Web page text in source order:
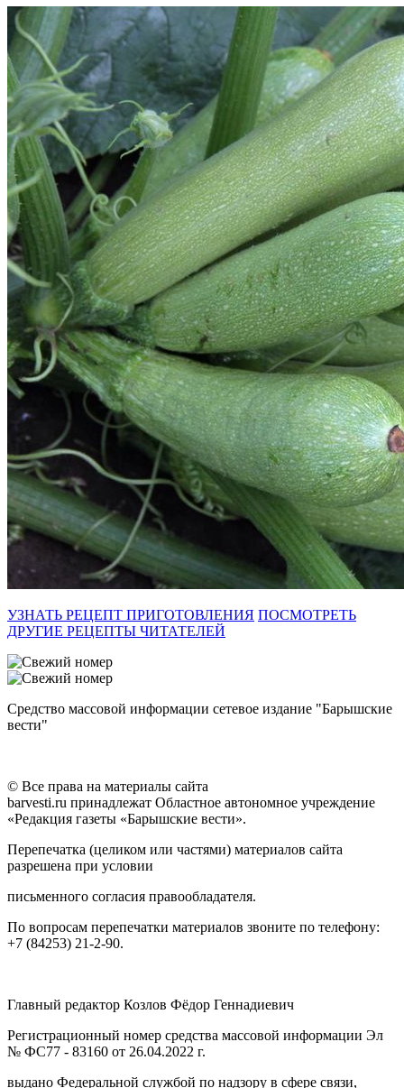
УЗНАТЬ РЕЦЕПТ ПРИГОТОВЛЕНИЯ ПОСМОТРЕТЬ
ДРУГИЕ РЕЦЕПТЫ ЧИТАТЕЛЕЙ
Средство массовой информации сетевое издание "Барышские
вести"
© Все права на материалы сайта
barvesti.ru принадлежат Областное автономное учреждение
«Редакция газеты «Барышские вести».
Перепечатка (целиком или частями) материалов сайта
разрешена при условии
письменного согласия правообладателя.
По вопросам перепечатки материалов звоните по телефону:
+7 (84253) 21-2-90.
Главный редактор Козлов Фёдор Геннадиевич
Регистрационный номер средства массовой информации Эл
№ ФС77 - 83160 от 26.04.2022 г.
выдано Федеральной службой по надзору в сфере связи,